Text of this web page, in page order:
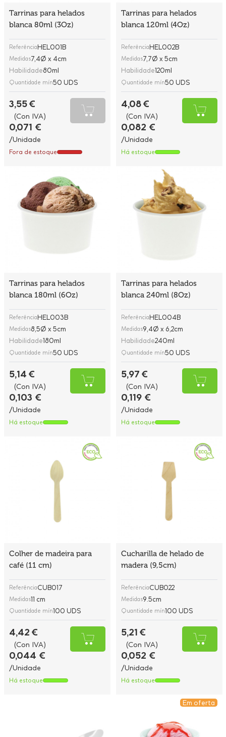
Tarrinas para helados
blanca 80ml (3Oz)
ReferênciaHEL001B
Medidas7,4Ø x 4cm
Habilidade80ml
Quantidade mín50 UDS
3,55 €
(Con IVA)
0,071 €
/Unidade
Fora de estoque
Tarrinas para helados
blanca 120ml (4Oz)
ReferênciaHEL002B
Medidas7,7Ø x 5cm
Habilidade120ml
Quantidade mín50 UDS
4,08 €
(Con IVA)
0,082 €
/Unidade
Há estoque
Tarrinas para helados
blanca 180ml (6Oz)
ReferênciaHEL003B
Medidas8,5Ø x 5cm
Habilidade180ml
Quantidade mín50 UDS
5,14 €
(Con IVA)
0,103 €
/Unidade
Há estoque
Tarrinas para helados
blanca 240ml (8Oz)
ReferênciaHEL004B
Medidas9,4Ø x 6,2cm
Habilidade240ml
Quantidade mín50 UDS
5,97 €
(Con IVA)
0,119 €
/Unidade
Há estoque
Colher de madeira para
café (11 cm)
ReferênciaCUB017
Medidas11 cm
Quantidade mín100 UDS
4,42 €
(Con IVA)
0,044 €
/Unidade
Há estoque
Cucharilla de helado de
madera (9,5cm)
ReferênciaCUB022
Medidas9.5cm
Quantidade mín100 UDS
5,21 €
(Con IVA)
0,052 €
/Unidade
Há estoque
Em oferta